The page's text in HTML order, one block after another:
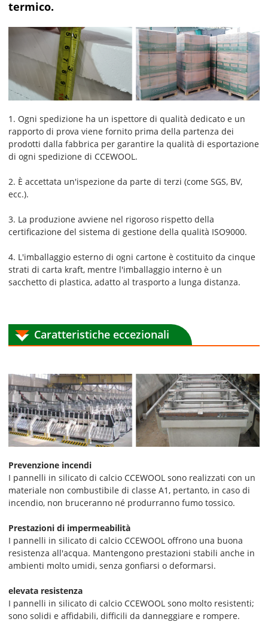
termico.
1. Ogni spedizione ha un ispettore di qualità dedicato e un
rapporto di prova viene fornito prima della partenza dei
prodotti dalla fabbrica per garantire la qualità di esportazione
di ogni spedizione di CCEWOOL.
2. È accettata un'ispezione da parte di terzi (come SGS, BV,
ecc.).
3. La produzione avviene nel rigoroso rispetto della
certificazione del sistema di gestione della qualità ISO9000.
4. L'imballaggio esterno di ogni cartone è costituito da cinque
strati di carta kraft, mentre l'imballaggio interno è un
sacchetto di plastica, adatto al trasporto a lunga distanza.
Caratteristiche eccezionali
Prevenzione incendi
I pannelli in silicato di calcio CCEWOOL sono realizzati con un
materiale non combustibile di classe A1, pertanto, in caso di
incendio, non bruceranno né produrranno fumo tossico.
Prestazioni di impermeabilità
I pannelli in silicato di calcio CCEWOOL offrono una buona
resistenza all'acqua. Mantengono prestazioni stabili anche in
ambienti molto umidi, senza gonfiarsi o deformarsi.
elevata resistenza
I pannelli in silicato di calcio CCEWOOL sono molto resistenti;
sono solidi e affidabili, difficili da danneggiare e rompere.